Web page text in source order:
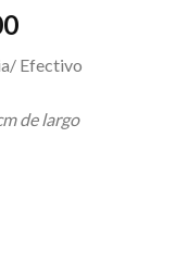
El
actual
$ 25.740,00.
Efectivo
de largo